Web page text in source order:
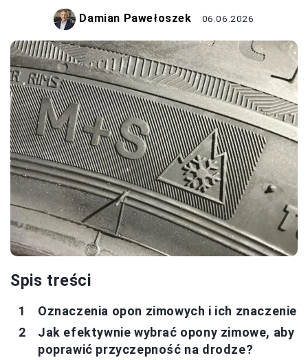
Damian Pawełoszek 06.06.2026
Spis treści
Oznaczenia opon zimowych i ich znaczenie
Jak efektywnie wybrać opony zimowe, aby
poprawić przyczepność na drodze?